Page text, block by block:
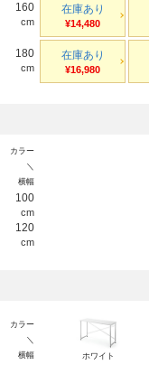
160
cm
在庫あり
¥14,480
180
cm
在庫あり
¥16,980
カラー
＼
横幅
100
cm
120
cm
カラー
＼
横幅
ホワイト